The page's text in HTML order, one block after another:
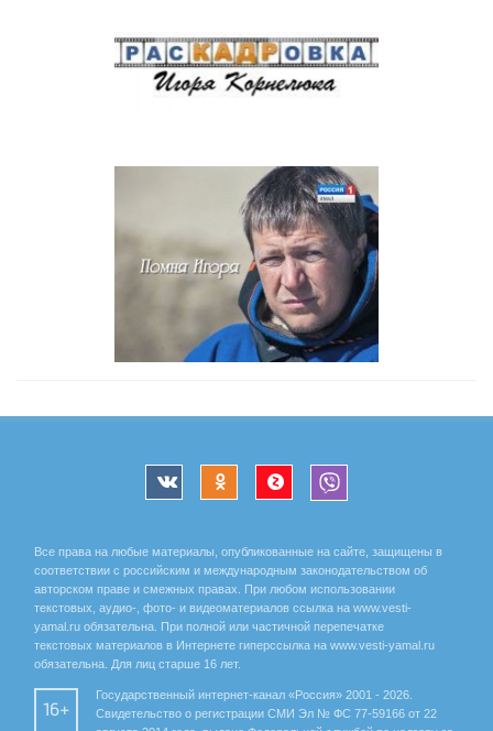
Все права на любые материалы, опубликованные на сайте, защищены в
соответствии с российским и международным законодательством об
авторском праве и смежных правах. При любом использовании
текстовых, аудио-, фото- и видеоматериалов ссылка на www.vesti-
yamal.ru обязательна. При полной или частичной перепечатке
текстовых материалов в Интернете гиперссылка на www.vesti-yamal.ru
обязательна. Для лиц старше 16 лет.
16+
Государственный интернет-канал «Россия» 2001 - 2026.
Свидетельство о регистрации СМИ Эл № ФС 77-59166 от 22